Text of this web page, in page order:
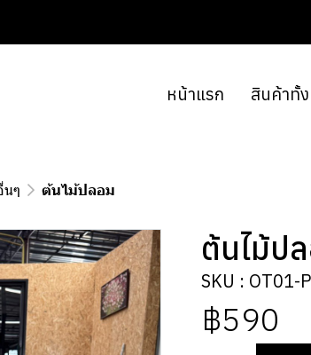
หน้าแรก สินค้าทั้
นๆ ต้นไม้ปลอม
ต้นไม้ป
SKU : OT01-
฿590